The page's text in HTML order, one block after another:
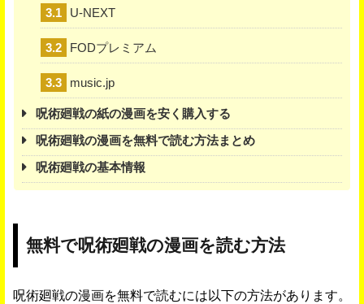
3.1 U-NEXT
3.2 FODプレミアム
3.3 music.jp
呪術廻戦の紙の漫画を安く購入する
呪術廻戦の漫画を無料で読む方法まとめ
呪術廻戦の基本情報
無料で呪術廻戦の漫画を読む方法
呪術廻戦の漫画を無料で読むには以下の方法があります。